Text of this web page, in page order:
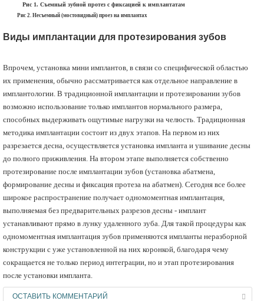
Рис 1. Съемный зубной протез с фиксацией к имплантатам
Рис 2 . Несъемный (мостовидный) проез на имплантах
Виды имплантации для протезирования зубов
Впрочем, установка мини имплантов, в связи со специфической областью
их применения, обычно рассматривается как отдельное направление в
имплантологии. В традиционной имплантации и протезировании зубов
возможно использование только имплантов нормального размера,
способных выдерживать ощутимые нагрузки на челюсть. Традиционная
методика имплантации состоит из двух этапов. На первом из них
разрезается десна, осуществляется установка импланта и ушивание десны
до полного приживления. На втором этапе выполняется собственно
протезирование после имплантации зубов (установка абатмена,
формирование десны и фиксация протеза на абатмен). Сегодня все более
широкое распространение получает одномоментная имплантация,
выполняемая без предварительных разрезов десны - имплант
устанавливают прямо в лунку удаленного зуба. Для такой процедуры как
одномоментная имплантация зубов применяются импланты неразборной
конструкции с уже установленной на них коронкой, благодаря чему
сокращается не только период интеграции, но и этап протезирования
после установки импланта.
ОСТАВИТЬ КОММЕНТАРИЙ